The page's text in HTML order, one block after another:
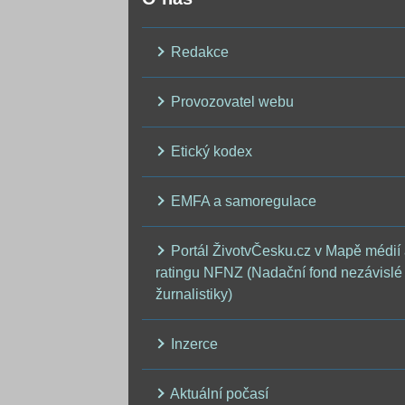
Redakce
Provozovatel webu
Etický kodex
EMFA a samoregulace
Portál ŽivotvČesku.cz v Mapě médií
ratingu NFNZ (Nadační fond nezávislé
žurnalistiky)
Inzerce
Aktuální počasí